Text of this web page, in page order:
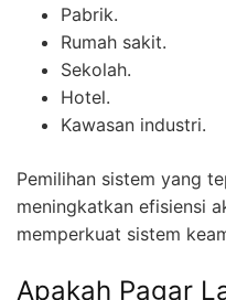
Pabrik.
Rumah sakit.
Sekolah.
Hotel.
Kawasan industri.
Pemilihan sistem yang
meningkatkan efisiensi
memperkuat sistem
Apakah Pagar